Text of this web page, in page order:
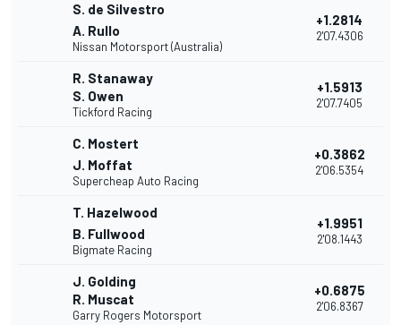
S. de Silvestro
A. Rullo
Nissan Motorsport (Australia)
+1.2814
2'07.4306
R. Stanaway
S. Owen
Tickford Racing
+1.5913
2'07.7405
C. Mostert
J. Moffat
Supercheap Auto Racing
+0.3862
2'06.5354
T. Hazelwood
B. Fullwood
Bigmate Racing
+1.9951
2'08.1443
J. Golding
R. Muscat
Garry Rogers Motorsport
+0.6875
2'06.8367